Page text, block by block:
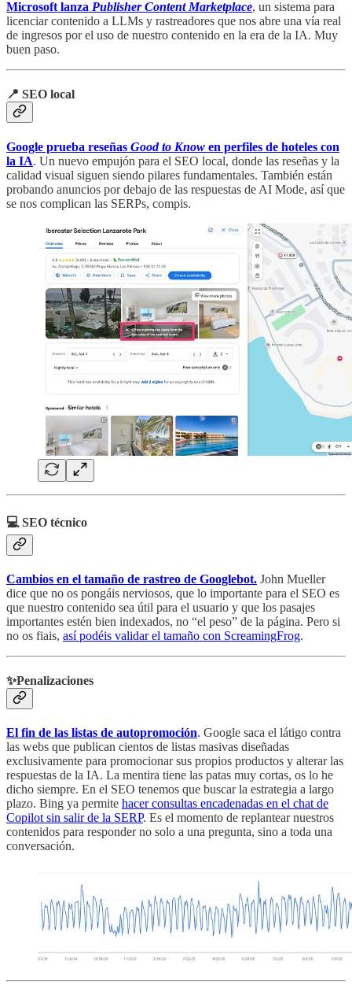
Microsoft lanza Publisher Content Marketplace, un sistema para
licenciar contenido a LLMs y rastreadores que nos abre una vía real
de ingresos por el uso de nuestro contenido en la era de la IA. Muy
buen paso.
📍 SEO local
Google prueba reseñas Good to Know en perfiles de hoteles con
la IA. Un nuevo empujón para el SEO local, donde las reseñas y la
calidad visual siguen siendo pilares fundamentales. También están
probando anuncios por debajo de las respuestas de AI Mode, así que
se nos complican las SERPs, compis.
💻 SEO técnico
Cambios en el tamaño de rastreo de Googlebot. John Mueller
dice que no os pongáis nerviosos, que lo importante para el SEO es
que nuestro contenido sea útil para el usuario y que los pasajes
importantes estén bien indexados, no “el peso” de la página. Pero si
no os fiais, así podéis validar el tamaño con ScreamingFrog.
✨Penalizaciones
El fin de las listas de autopromoción. Google saca el látigo contra
las webs que publican cientos de listas masivas diseñadas
exclusivamente para promocionar sus propios productos y alterar las
respuestas de la IA. La mentira tiene las patas muy cortas, os lo he
dicho siempre. En el SEO tenemos que buscar la estrategia a largo
plazo. Bing ya permite hacer consultas encadenadas en el chat de
Copilot sin salir de la SERP. Es el momento de replantear nuestros
contenidos para responder no solo a una pregunta, sino a toda una
conversación.